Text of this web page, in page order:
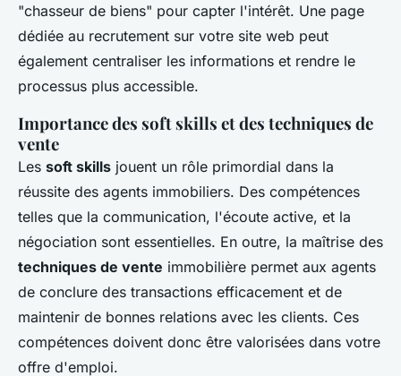
"chasseur de biens" pour capter l'intérêt. Une page
dédiée au recrutement sur votre site web peut
également centraliser les informations et rendre le
processus plus accessible.
Importance des soft skills et des techniques de
vente
Les soft skills jouent un rôle primordial dans la
réussite des agents immobiliers. Des compétences
telles que la communication, l'écoute active, et la
négociation sont essentielles. En outre, la maîtrise des
techniques de vente immobilière permet aux agents
de conclure des transactions efficacement et de
maintenir de bonnes relations avec les clients. Ces
compétences doivent donc être valorisées dans votre
offre d'emploi.